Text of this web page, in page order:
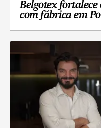
Belgotex
com fábrica em